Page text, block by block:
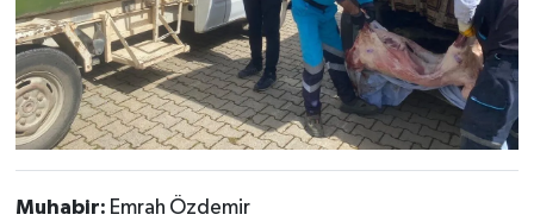
Muhabir: Emrah Özdemir